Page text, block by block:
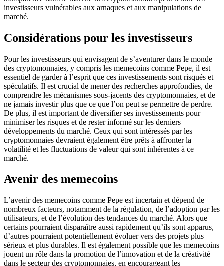
investisseurs vulnérables aux arnaques et aux manipulations de
marché.
Considérations pour les investisseurs
Pour les investisseurs qui envisagent de s’aventurer dans le monde
des cryptomonnaies, y compris les memecoins comme Pepe, il est
essentiel de garder à l’esprit que ces investissements sont risqués et
spéculatifs. Il est crucial de mener des recherches approfondies, de
comprendre les mécanismes sous-jacents des cryptomonnaies, et de
ne jamais investir plus que ce que l’on peut se permettre de perdre.
De plus, il est important de diversifier ses investissements pour
minimiser les risques et de rester informé sur les derniers
développements du marché. Ceux qui sont intéressés par les
cryptomonnaies devraient également être prêts à affronter la
volatilité et les fluctuations de valeur qui sont inhérentes à ce
marché.
Avenir des memecoins
L’avenir des memecoins comme Pepe est incertain et dépend de
nombreux facteurs, notamment de la régulation, de l’adoption par les
utilisateurs, et de l’évolution des tendances du marché. Alors que
certains pourraient disparaître aussi rapidement qu’ils sont apparus,
d’autres pourraient potentiellement évoluer vers des projets plus
sérieux et plus durables. Il est également possible que les memecoins
jouent un rôle dans la promotion de l’innovation et de la créativité
dans le secteur des cryptomonnaies, en encourageant les